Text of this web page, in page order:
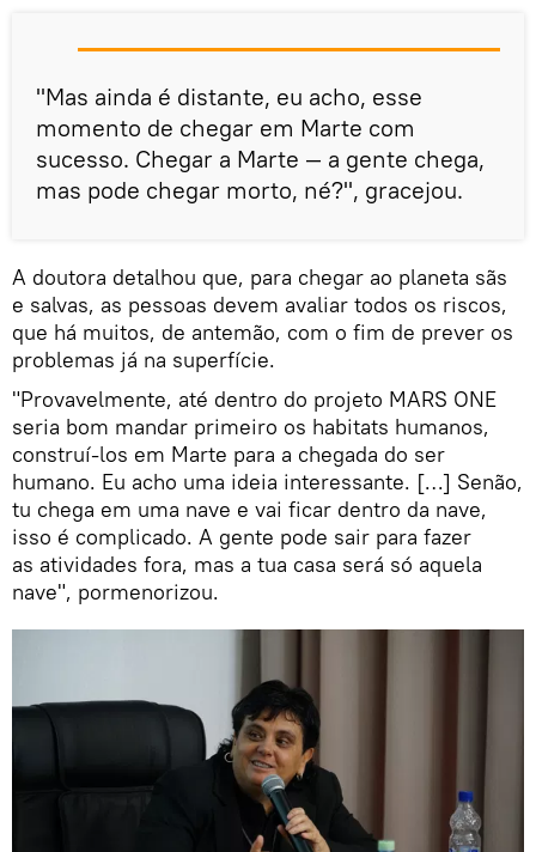
"Mas ainda é distante, eu acho, esse
momento de chegar em Marte com
sucesso. Chegar a Marte — a gente chega,
mas pode chegar morto, né?", gracejou.
A doutora detalhou que, para chegar ao planeta sãs
e salvas, as pessoas devem avaliar todos os riscos,
que há muitos, de antemão, com o fim de prever os
problemas já na superfície.
"Provavelmente, até dentro do projeto MARS ONE
seria bom mandar primeiro os habitats humanos,
construí-los em Marte para a chegada do ser
humano. Eu acho uma ideia interessante. […] Senão,
tu chega em uma nave e vai ficar dentro da nave,
isso é complicado. A gente pode sair para fazer
as atividades fora, mas a tua casa será só aquela
nave", pormenorizou.